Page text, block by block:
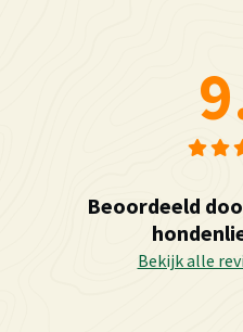
Beoordeeld
Bekijk alle